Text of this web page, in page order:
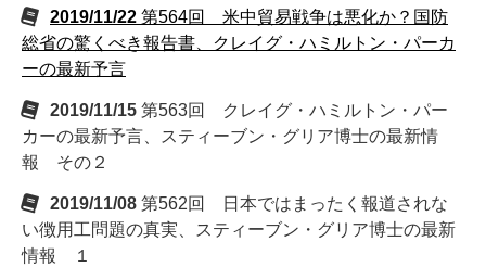
2019/11/22 第564回 米中貿易戦争は悪化か？国防
総省の驚くべき報告書、クレイグ・ハミルトン・パーカ
ーの最新予言
2019/11/15 第563回 クレイグ・ハミルトン・パー
カーの最新予言、スティーブン・グリア博士の最新情
報 その２
2019/11/08 第562回 日本ではまったく報道されな
い徴用工問題の真実、スティーブン・グリア博士の最新
情報 １